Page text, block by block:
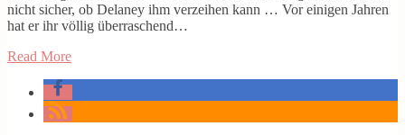
nicht sicher, ob Delaney ihm verzeihen kann … Vor einigen Jahren
hat er ihr völlig überraschend…
Read More